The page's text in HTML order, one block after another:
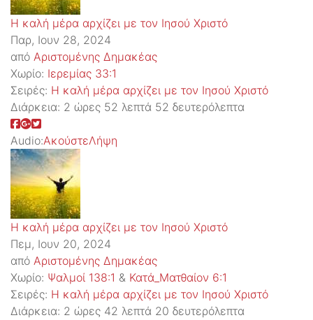
Η καλή μέρα αρχίζει με τον Ιησού Χριστό
Παρ, Ιουν 28, 2024
από Αριστομένης Δημακέας
Χωρίο: Ιερεμίας 33:1
Σειρές: Η καλή μέρα αρχίζει με τον Ιησού Χριστό
Διάρκεια: 2 ώρες 52 λεπτά 52 δευτερόλεπτα
Audio:ΑκούστεΛήψη
Η καλή μέρα αρχίζει με τον Ιησού Χριστό
Πεμ, Ιουν 20, 2024
από Αριστομένης Δημακέας
Χωρίο: Ψαλμοί 138:1 & Κατά_Ματθαίον 6:1
Σειρές: Η καλή μέρα αρχίζει με τον Ιησού Χριστό
Διάρκεια: 2 ώρες 42 λεπτά 20 δευτερόλεπτα